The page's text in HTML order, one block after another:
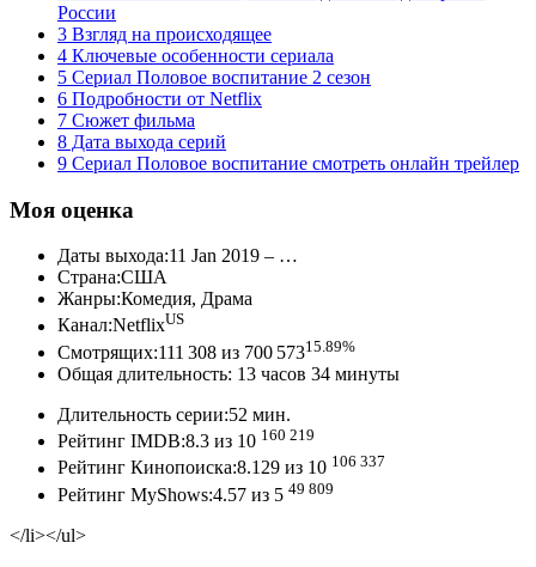
России
3 Взгляд на происходящее
4 Ключевые особенности сериала
5 Сериал Половое воспитание 2 сезон
6 Подробности от Netflix
7 Сюжет фильма
8 Дата выхода серий
9 Сериал Половое воспитание смотреть онлайн трейлер
Моя оценка
Даты выхода:11 Jan 2019 – …
Страна:США
Жанры:Комедия, Драма
Канал:NetflixUS
Смотрящих:111 308 из 700 57315.89%
Общая длительность: 13 часов 34 минуты
Длительность серии:52 мин.
Рейтинг IMDB:8.3 из 10 160 219
Рейтинг Кинопоиска:8.129 из 10 106 337
Рейтинг MyShows:4.57 из 5 49 809
</li></ul>